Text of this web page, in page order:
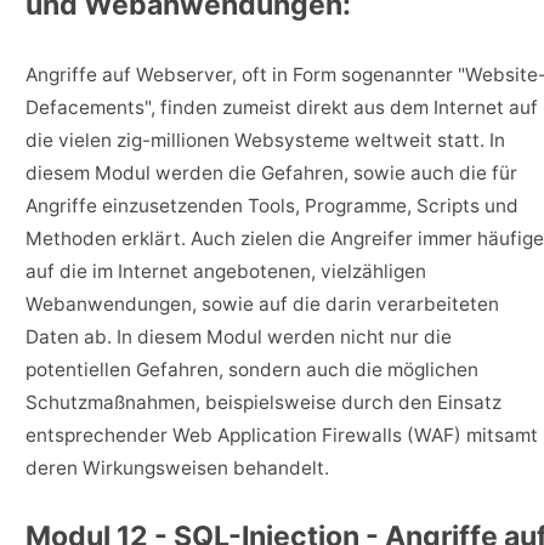
Angriffe auf Webserver, oft in Form sogenannter
Defacements", finden zumeist direkt aus dem Internet auf
die vielen zig-millionen Websysteme weltweit statt. In
diesem Modul werden die Gefahren, sowie auch die für
Angriffe einzusetzenden Tools, Programme, Scripts und
Methoden erklärt. Auch zielen die Angreifer immer
auf die im Internet angebotenen, vielzähligen
Webanwendungen, sowie auf die darin verarbeiteten
Daten ab. In diesem Modul werden nicht nur die
potentiellen Gefahren, sondern auch die möglichen
Schutzmaßnahmen, beispielsweise durch den Einsatz
entsprechender Web Application Firewalls (WAF) mitsamt
deren Wirkungsweisen behandelt.
Modul 12 - SQL-Injection - Angriffe